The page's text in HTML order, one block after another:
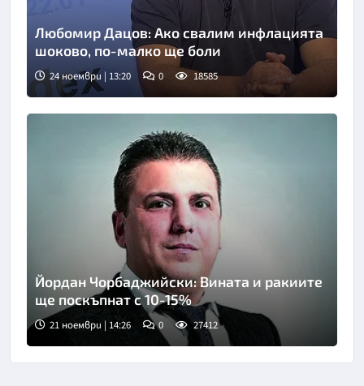
Любомир Дацов: Ако свалим инфлацията
шоково, по-малко ще боли
24 ноември | 13:20 0 18585
Йордан Чорбаджийски: Вината и ракиите
ще поскъпнат с 10-15%
21 ноември | 14:26 0 27412